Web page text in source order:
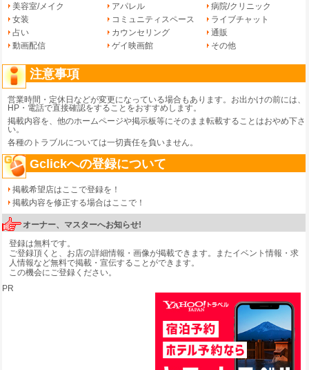
美容室/メイク
アパレル
病院/クリニック
女装
コミュニティスペース
ライブチャット
占い
カウンセリング
通販
動画配信
ゲイ映画館 その他
注意事項
営業時間・定休日などが変更になっている場合もあります。お出かけの前には、
HP・電話で直接確認をすることをおすすめします。
掲載内容を、他のホームページや掲示板等にそのまま転載することはおやめ下さ
い。
各種のトラブルについては一切責任を負いません。
Gclickへの登録について
掲載希望店はここで登録を！
掲載内容を修正する場合はここで！
オーナー、マスターへお知らせ!
登録は無料です。
ご登録頂くと、お店の詳細情報・画像が掲載できます。またイベント情報・求
人情報など無料で掲載・宣伝することができます。
この機会にご登録ください。
PR